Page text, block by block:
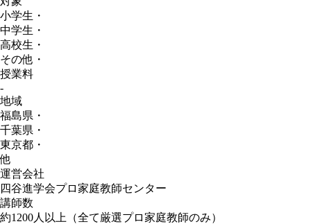
小学生 ・
中学生 ・
高校生 ・
その他 ・
授業料
-
地域
福島県 ・
千葉県 ・
東京都 ・
他
運営会社
四谷進学会プロ家庭教師センター
講師数
約1200人以上（全て厳選プロ家庭教師のみ）